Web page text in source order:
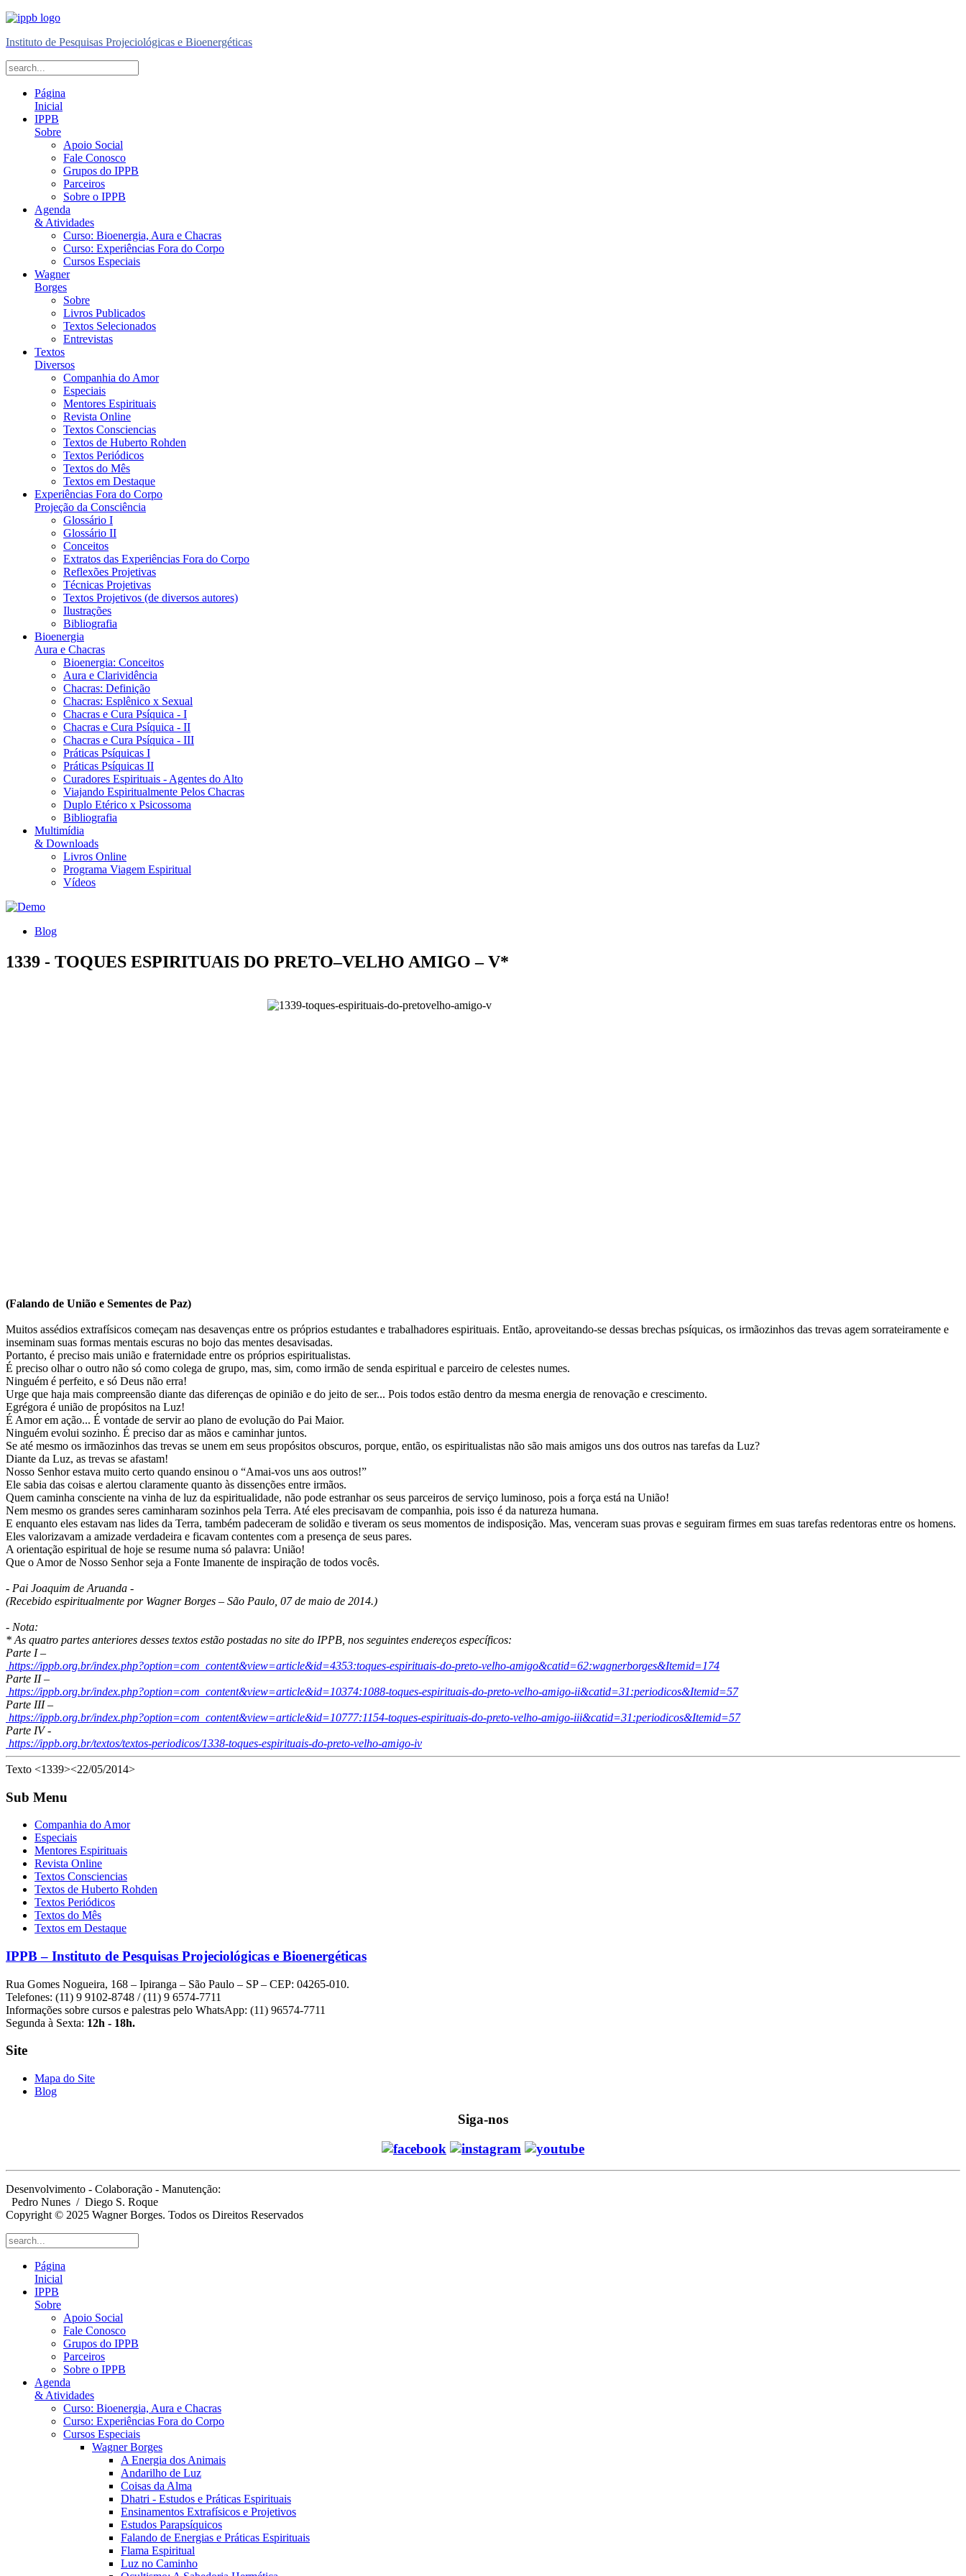
Instituto de Pesquisas Projeciológicas e Bioenergéticas
Página
Inicial
IPPB
Sobre
Apoio Social
Fale Conosco
Grupos do IPPB
Parceiros
Sobre o IPPB
Agenda
& Atividades
Curso: Bioenergia, Aura e Chacras
Curso: Experiências Fora do Corpo
Cursos Especiais
Wagner
Borges
Sobre
Livros Publicados
Textos Selecionados
Entrevistas
Textos
Diversos
Companhia do Amor
Especiais
Mentores Espirituais
Revista Online
Textos Consciencias
Textos de Huberto Rohden
Textos Periódicos
Textos do Mês
Textos em Destaque
Experiências Fora do Corpo
Projeção da Consciência
Glossário I
Glossário II
Conceitos
Extratos das Experiências Fora do Corpo
Reflexões Projetivas
Técnicas Projetivas
Textos Projetivos (de diversos autores)
Ilustrações
Bibliografia
Bioenergia
Aura e Chacras
Bioenergia: Conceitos
Aura e Clarividência
Chacras: Definição
Chacras: Esplênico x Sexual
Chacras e Cura Psíquica - I
Chacras e Cura Psíquica - II
Chacras e Cura Psíquica - III
Práticas Psíquicas I
Práticas Psíquicas II
Curadores Espirituais - Agentes do Alto
Viajando Espiritualmente Pelos Chacras
Duplo Etérico x Psicossoma
Bibliografia
Multimídia
& Downloads
Livros Online
Programa Viagem Espiritual
Vídeos
Blog
1339 - TOQUES ESPIRITUAIS DO PRETO–VELHO AMIGO – V*
(Falando de União e Sementes de Paz)
Muitos assédios extrafísicos começam nas desavenças entre os próprios estudantes e trabalhadores espirituais. Então, aproveitando-se dessas brechas psíquicas, os irmãozinhos das trevas agem sorrateiramente e
inseminam suas formas mentais escuras no bojo das mentes desavisadas.
Portanto, é preciso mais união e fraternidade entre os próprios espiritualistas.
É preciso olhar o outro não só como colega de grupo, mas, sim, como irmão de senda espiritual e parceiro de celestes numes.
Ninguém é perfeito, e só Deus não erra!
Urge que haja mais compreensão diante das diferenças de opinião e do jeito de ser... Pois todos estão dentro da mesma energia de renovação e crescimento.
Egrégora é união de propósitos na Luz!
É Amor em ação... É vontade de servir ao plano de evolução do Pai Maior.
Ninguém evolui sozinho. É preciso dar as mãos e caminhar juntos.
Se até mesmo os irmãozinhos das trevas se unem em seus propósitos obscuros, porque, então, os espiritualistas não são mais amigos uns dos outros nas tarefas da Luz?
Diante da Luz, as trevas se afastam!
Nosso Senhor estava muito certo quando ensinou o “Amai-vos uns aos outros!”
Ele sabia das coisas e alertou claramente quanto às dissenções entre irmãos.
Quem caminha consciente na vinha de luz da espiritualidade, não pode estranhar os seus parceiros de serviço luminoso, pois a força está na União!
Nem mesmo os grandes seres caminharam sozinhos pela Terra. Até eles precisavam de companhia, pois isso é da natureza humana.
E enquanto eles estavam nas lides da Terra, também padeceram de solidão e tiveram os seus momentos de indisposição. Mas, venceram suas provas e seguiram firmes em suas tarefas redentoras entre os homens.
Eles valorizavam a amizade verdadeira e ficavam contentes com a presença de seus pares.
A orientação espiritual de hoje se resume numa só palavra: União!
Que o Amor de Nosso Senhor seja a Fonte Imanente de inspiração de todos vocês.
- Pai Joaquim de Aruanda -
(Recebido espiritualmente por Wagner Borges – São Paulo, 07 de maio de 2014.)
- Nota:
* As quatro partes anteriores desses textos estão postadas no site do IPPB, nos seguintes endereços específicos:
Parte I –
https://ippb.org.br/index.php?option=com_content&view=article&id=4353:toques-espirituais-do-preto-velho-amigo&catid=62:wagnerborges&Itemid=174
Parte II –
https://ippb.org.br/index.php?option=com_content&view=article&id=10374:1088-toques-espirituais-do-preto-velho-amigo-ii&catid=31:periodicos&Itemid=57
Parte III –
https://ippb.org.br/index.php?option=com_content&view=article&id=10777:1154-toques-espirituais-do-preto-velho-amigo-iii&catid=31:periodicos&Itemid=57
Parte IV -
https://ippb.org.br/textos/textos-periodicos/1338-toques-espirituais-do-preto-velho-amigo-iv
Texto <1339><22/05/2014>
Sub Menu
Companhia do Amor
Especiais
Mentores Espirituais
Revista Online
Textos Consciencias
Textos de Huberto Rohden
Textos Periódicos
Textos do Mês
Textos em Destaque
IPPB – Instituto de Pesquisas Projeciológicas e Bioenergéticas
Rua Gomes Nogueira, 168 – Ipiranga – São Paulo – SP – CEP: 04265-010.
Telefones: (11) 9 9102-8748 / (11) 9 6574-7711
Informações sobre cursos e palestras pelo WhatsApp: (11) 96574-7711
Segunda à Sexta: 12h - 18h.
Site
Mapa do Site
Blog
Siga-nos
Desenvolvimento - Colaboração - Manutenção:
Pedro Nunes / Diego S. Roque
Copyright © 2025 Wagner Borges. Todos os Direitos Reservados
Página
Inicial
IPPB
Sobre
Apoio Social
Fale Conosco
Grupos do IPPB
Parceiros
Sobre o IPPB
Agenda
& Atividades
Curso: Bioenergia, Aura e Chacras
Curso: Experiências Fora do Corpo
Cursos Especiais
Wagner Borges
A Energia dos Animais
Andarilho de Luz
Coisas da Alma
Dhatri - Estudos e Práticas Espirituais
Ensinamentos Extrafísicos e Projetivos
Estudos Parapsíquicos
Falando de Energias e Práticas Espirituais
Flama Espiritual
Luz no Caminho